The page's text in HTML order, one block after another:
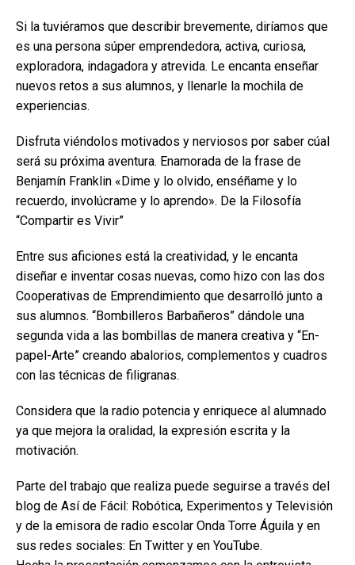
Si la tuviéramos que describir brevemente, diríamos que
es una persona súper emprendedora, activa, curiosa,
exploradora, indagadora y atrevida. Le encanta enseñar
nuevos retos a sus alumnos, y llenarle la mochila de
experiencias.
Disfruta viéndolos motivados y nerviosos por saber cúal
será su próxima aventura. Enamorada de la frase de
Benjamín Franklin «Dime y lo olvido, enséñame y lo
recuerdo, involúcrame y lo aprendo». De la Filosofía
“Compartir es Vivir”
Entre sus aficiones está la creatividad, y le encanta
diseñar e inventar cosas nuevas, como hizo con las dos
Cooperativas de Emprendimiento que desarrolló junto a
sus alumnos. “Bombilleros Barbañeros” dándole una
segunda vida a las bombillas de manera creativa y “En-
papel-Arte” creando abalorios, complementos y cuadros
con las técnicas de filigranas.
Considera que la radio potencia y enriquece al alumnado
ya que mejora la oralidad, la expresión escrita y la
motivación.
Parte del trabajo que realiza puede seguirse a través del
blog de Así de Fácil: Robótica, Experimentos y Televisión
y de la emisora de radio escolar Onda Torre Águila y en
sus redes sociales: En Twitter y en YouTube.